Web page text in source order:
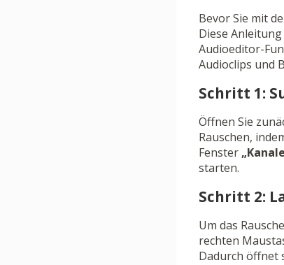
Bevor Sie mit
Diese
Audioeditor-
Audioclips und
Schritt 1:
Öffnen Sie
Rauschen,
Fenster
starten.
Schritt 2:
Um das
rechten
Dadurch öffnet